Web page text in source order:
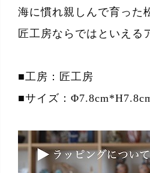
海に慣れ親しんで育った
匠工房ならではといえる
■工房：匠工房
■サイズ：